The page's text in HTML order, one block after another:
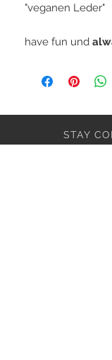
"veganen Leder"
have fun und
STAY